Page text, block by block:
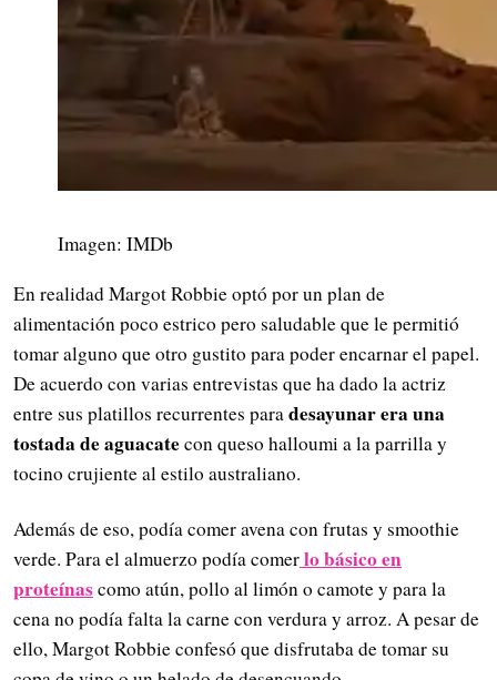
Imagen: IMDb
En realidad Margot Robbie optó por un plan de
alimentación poco estrico pero saludable que le permitió
tomar alguno que otro gustito para poder encarnar el papel.
De acuerdo con varias entrevistas que ha dado la actriz
entre sus platillos recurrentes paradesayunar era una
tostada de aguacatecon queso halloumi a la parrilla y
tocino crujiente al estilo australiano.
Además de eso, podía comer avena con frutas y smoothie
verde. Para el almuerzo podía comerlo básico en
proteínascomo atún, pollo al limón o camote y para la
cena no podía falta la carne con verdura y arroz. A pesar de
ello, Margot Robbie confesó que disfrutaba de tomar su